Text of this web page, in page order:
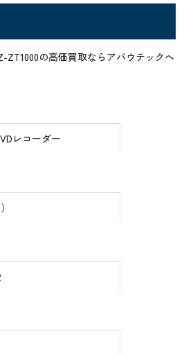
ZT1000の高価買取ならアバウテックへ
レコーダー